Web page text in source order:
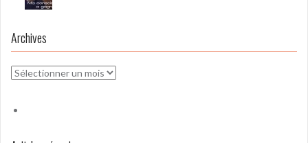
Archives
Archives